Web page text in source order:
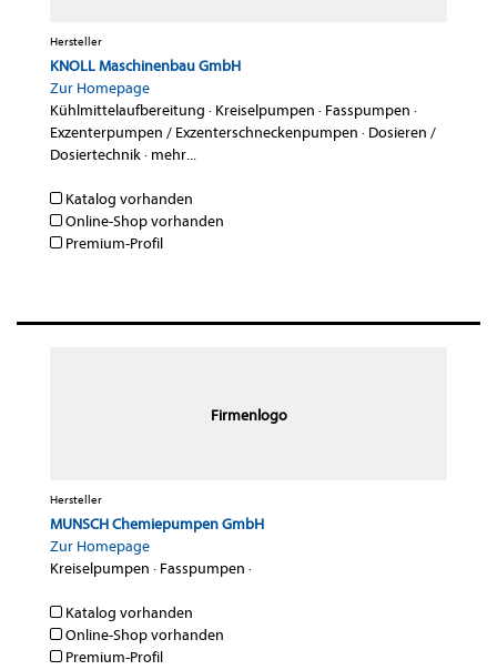
Hersteller
KNOLL Maschinenbau GmbH
Zur Homepage
Kühlmittelaufbereitung · Kreiselpumpen · Fasspumpen ·
Exzenterpumpen / Exzenterschneckenpumpen · Dosieren /
Dosiertechnik· mehr...
Katalog vorhanden
Online-Shop vorhanden
Premium-Profil
Firmenlogo
Hersteller
MUNSCH Chemiepumpen GmbH
Zur Homepage
Kreiselpumpen · Fasspumpen ·
Katalog vorhanden
Online-Shop vorhanden
Premium-Profil